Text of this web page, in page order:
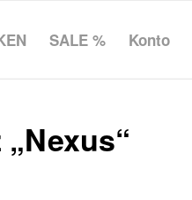
SALE % Konto